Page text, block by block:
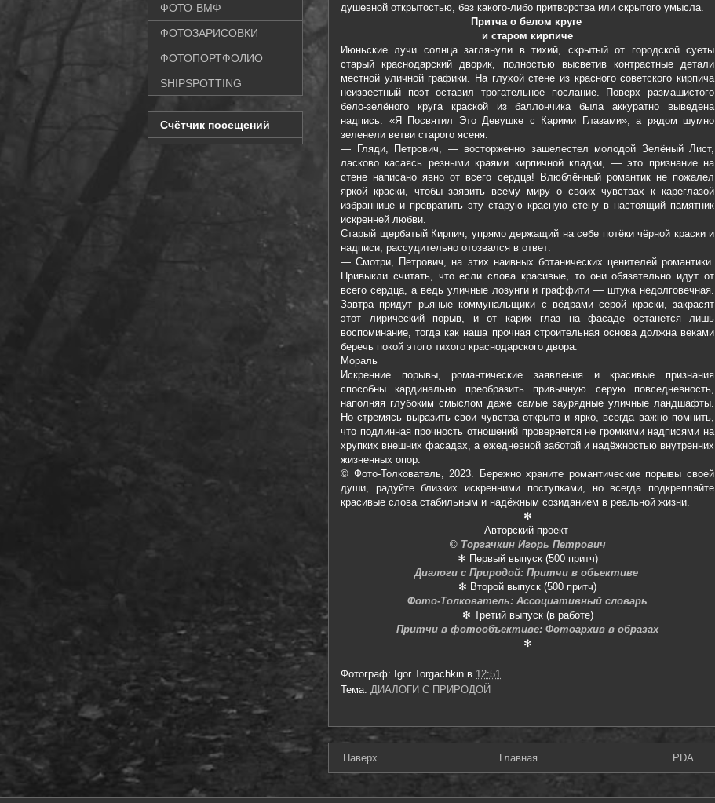
душевной открытостью, без какого-либо притворства или скрытого умысла.
Притча о белом круге
и старом кирпиче
Июньские лучи солнца заглянули в тихий, скрытый от городской суеты
старый краснодарский дворик, полностью высветив контрастные детали
местной уличной графики. На глухой стене из красного советского кирпича
неизвестный поэт оставил трогательное послание. Поверх размашистого
бело-зелёного круга краской из баллончика была аккуратно выведена
надпись: «Я Посвятил Это Девушке с Карими Глазами», а рядом шумно
зеленели ветви старого ясеня.
— Гляди, Петрович, — восторженно зашелестел молодой Зелёный Лист,
ласково касаясь резными краями кирпичной кладки, — это признание на
стене написано явно от всего сердца! Влюблённый романтик не пожалел
яркой краски, чтобы заявить всему миру о своих чувствах к кареглазой
избраннице и превратить эту старую красную стену в настоящий памятник
искренней любви.
Старый щербатый Кирпич, упрямо держащий на себе потёки чёрной краски и
надписи, рассудительно отозвался в ответ:
— Смотри, Петрович, на этих наивных ботанических ценителей романтики.
Привыкли считать, что если слова красивые, то они обязательно идут от
всего сердца, а ведь уличные лозунги и граффити — штука недолговечная.
Завтра придут рьяные коммунальщики с вёдрами серой краски, закрасят
этот лирический порыв, и от карих глаз на фасаде останется лишь
воспоминание, тогда как наша прочная строительная основа должна веками
беречь покой этого тихого краснодарского двора.
Мораль
Искренние порывы, романтические заявления и красивые признания
способны кардинально преобразить привычную серую повседневность,
наполняя глубоким смыслом даже самые заурядные уличные ландшафты.
Но стремясь выразить свои чувства открыто и ярко, всегда важно помнить,
что подлинная прочность отношений проверяется не громкими надписями на
хрупких внешних фасадах, а ежедневной заботой и надёжностью внутренних
жизненных опор.
© Фото-Толкователь, 2023. Бережно храните романтические порывы своей
души, радуйте близких искренними поступками, но всегда подкрепляйте
красивые слова стабильным и надёжным созиданием в реальной жизни.
✻
Авторский проект
© Торгачкин Игорь Петрович
✻ Первый выпуск (500 притч)
Диалоги с Природой: Притчи в объективе
✻ Второй выпуск (500 притч)
Фото-Толкователь: Ассоциативный словарь
✻ Третий выпуск (в работе)
Притчи в фотообъективе: Фотоархив в образах
✻
Фотограф: Igor Torgachkin в 12:51
Тема: ДИАЛОГИ С ПРИРОДОЙ
Наверх Главная PDA
ФОТО-ВМФ
ФОТОЗАРИСОВКИ
ФОТОПОРТФОЛИО
SHIPSPOTTING
Счётчик посещений